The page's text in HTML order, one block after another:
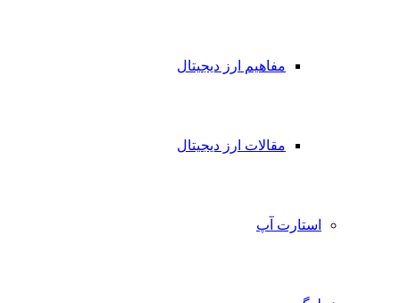
مفاهیم ارز دیجیتال
مقالات ارز دیجیتال
استارت آپ